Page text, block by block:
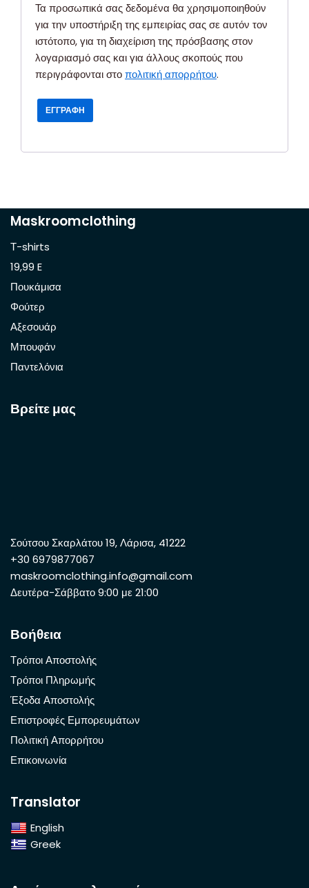
Τα προσωπικά σας δεδομένα θα χρησιμοποιηθούν
για την υποστήριξη της εμπειρίας σας σε αυτόν τον
ιστότοπο, για τη διαχείριση της πρόσβασης στον
λογαριασμό σας και για άλλους σκοπούς που
περιγράφονται στοπολιτική απορρήτου.
ΕΓΓΡΑΦΉ
Maskroomclothing
Τ-shirts
19,99 E
Πουκάμισα
Φούτερ
Αξεσουάρ
Μπουφάν
Παντελόνια
Βρείτε μας
Σούτσου Σκαρλάτου 19, Λάρισα, 41222
+30 6979877067
maskroomclothing.info@gmail.com
Δευτέρα-Σάββατο 9:00 με 21:00
Βοήθεια
Τρόποι Αποστολής
Τρόποι Πληρωμής
Έξοδα Αποστολής
Επιστροφές Εμπορευμάτων
Πολιτική Απορρήτου
Επικοινωνία
Translator
English
Greek